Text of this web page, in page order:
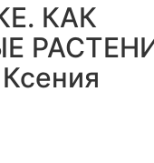
КАК